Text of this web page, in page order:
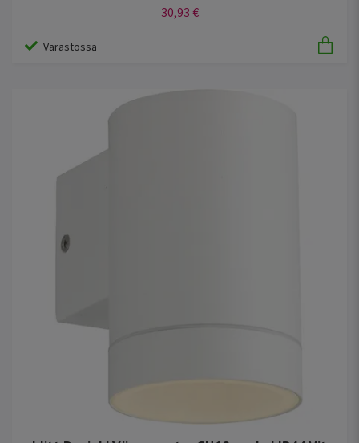
30,93 €
Varastossa